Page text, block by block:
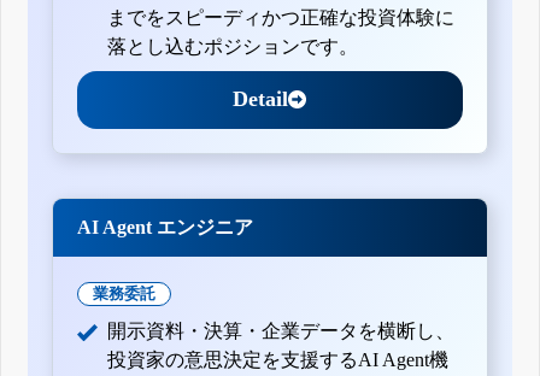
までをスピーディかつ正確な投資体験に
落とし込むポジションです。
Detail
AI Agent エンジニア
業務委託
開示資料・決算・企業データを横断し、
投資家の意思決定を支援するAI Agent機